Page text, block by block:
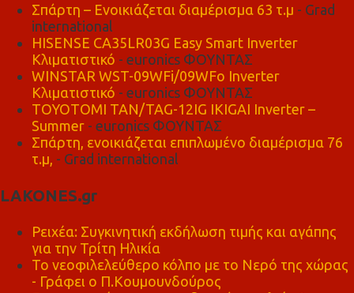
Σπάρτη – Ενοικιάζεται διαμέρισμα 63 τ.μ - Grad
international
HISENSE CA35LR03G Easy Smart Inverter
Κλιματιστικό - euronics ΦΟΥΝΤΑΣ
WINSTAR WST-09WFi/09WFo Inverter
Κλιματιστικό - euronics ΦΟΥΝΤΑΣ
TOYOTOMI TAN/TAG-12IG IKIGAI Inverter –
Summer - euronics ΦΟΥΝΤΑΣ
Σπάρτη, ενοικιάζεται επιπλωμένο διαμέρισμα 76
τ.μ, - Grad international
LAKONES.gr
Ρειχέα: Συγκινητική εκδήλωση τιμής και αγάπης
για την Τρίτη Ηλικία
Το νεοφιλελεύθερο κόλπο με το Νερό της χώρας
- Γράφει ο Π.Κουμουνδούρος